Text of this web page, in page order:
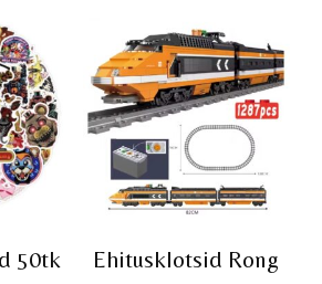
50tk
Ehitusklotsid Rong